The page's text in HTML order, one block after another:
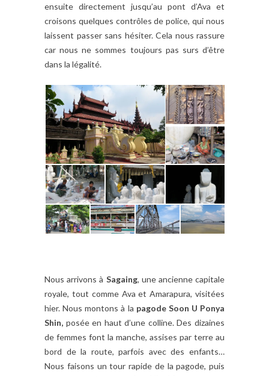
ensuite directement jusqu’au pont d’Ava et
croisons quelques contrôles de police, qui nous
laissent passer sans hésiter. Cela nous rassure
car nous ne sommes toujours pas surs d’être
dans la légalité.
Nous arrivons à Sagaing, une ancienne capitale
royale, tout comme Ava et Amarapura, visitées
hier. Nous montons à la pagode Soon U Ponya
Shin, posée en haut d’une colline. Des dizaines
de femmes font la manche, assises par terre au
bord de la route, parfois avec des enfants…
Nous faisons un tour rapide de la pagode, puis